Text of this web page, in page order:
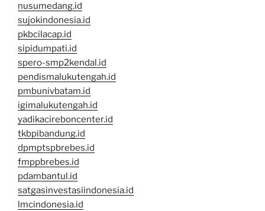
nusumedang.id
sujokindonesia.id
pkbcilacap.id
sipidumpati.id
spero-smp2kendal.id
pendismalukutengah.id
pmbunivbatam.id
igimalukutengah.id
yadikacireboncenter.id
tkbpibandung.id
dpmptspbrebes.id
fmppbrebes.id
pdambantul.id
satgasinvestasiindonesia.id
lmcindonesia.id